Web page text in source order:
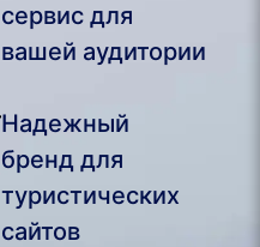
сервис для
вашей аудитории
Надежный
бренд для
туристических
сайтов